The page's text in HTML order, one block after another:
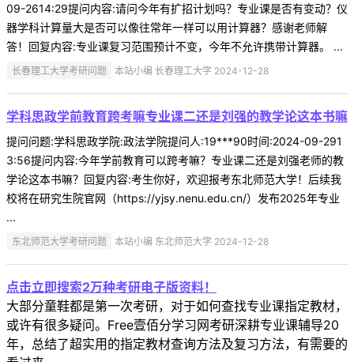
09-2614:29提问内容:请问今年有扩招计划吗？专业课是否有变动？仪
器学科计算量大是否可以像往常年一样可以用计算器？感谢老师解
答！回复内容:专业课复习范围预计不变，今年不允许携带计算器。 ...
长春理工大学考研问题 本站小编 长春理工大学 2024-12-28
学科思政学前教育跨考嘛专业课二还是刘强的教学论这本书嘛
提问问题:学科思政学院:政法学院提问人:19***90时间:2024-09-291
3:56提问内容:今年学前教育可以跨考嘛？专业课二还是刘强老师的教
学论这本书嘛？回复内容:考生你好，欢迎报考东北师范大学！后续我
校将在研究生院官网（https://yjsy.nenu.edu.cn/）发布2025年专业
...
东北师范大学考研问题 本站小编 东北师范大学 2024-12-28
点击立即搜索2万种考研电子版资料！
大部分童鞋都是第一次考研，对于如何查找专业课指定教材，
或许有很多疑问。Free壹佰分学习网考研深耕专业课辅导20
年，总结了超实用的指定教材查询方法及复习方法，有需要的